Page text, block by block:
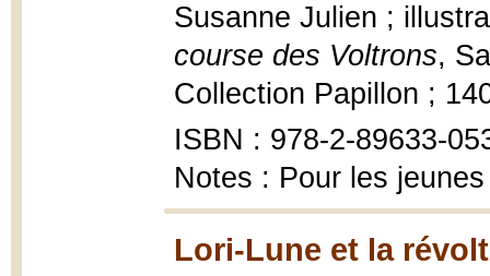
Susanne Julien ;
course des Voltrons,
Collection Papillon ;
ISBN : 978-2-89633-
Notes : Pour les
Lori-Lune et la